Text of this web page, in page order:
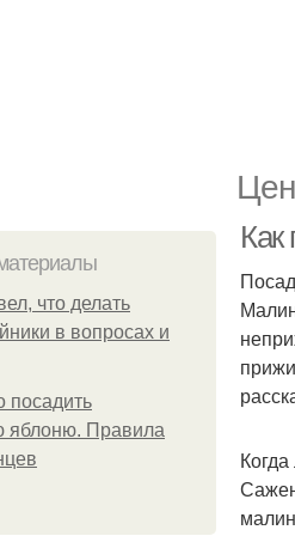
что делать
в вопросах и
посадить
яблоню. Правила